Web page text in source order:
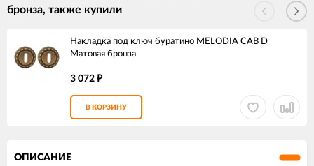
бронза, также купили
Накладка под ключ буратино MELODIA CAB D
Матовая бронза
3 072 ₽
В КОРЗИНУ
ОПИСАНИЕ